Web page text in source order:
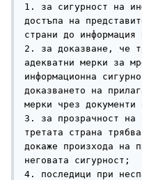
1. за сигурност на
достъпа на
страни до
2. за доказване, че
адекватни мерки за
информационна
доказването на
мерки чрез
3. за прозрачност на
третата страна
докаже произхода на
неговата сигурност;
4. последици при